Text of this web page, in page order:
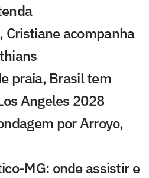
Cristiane acompanha
praia, Brasil tem
Angeles 2028
por Arroyo,
MG: onde assistir e